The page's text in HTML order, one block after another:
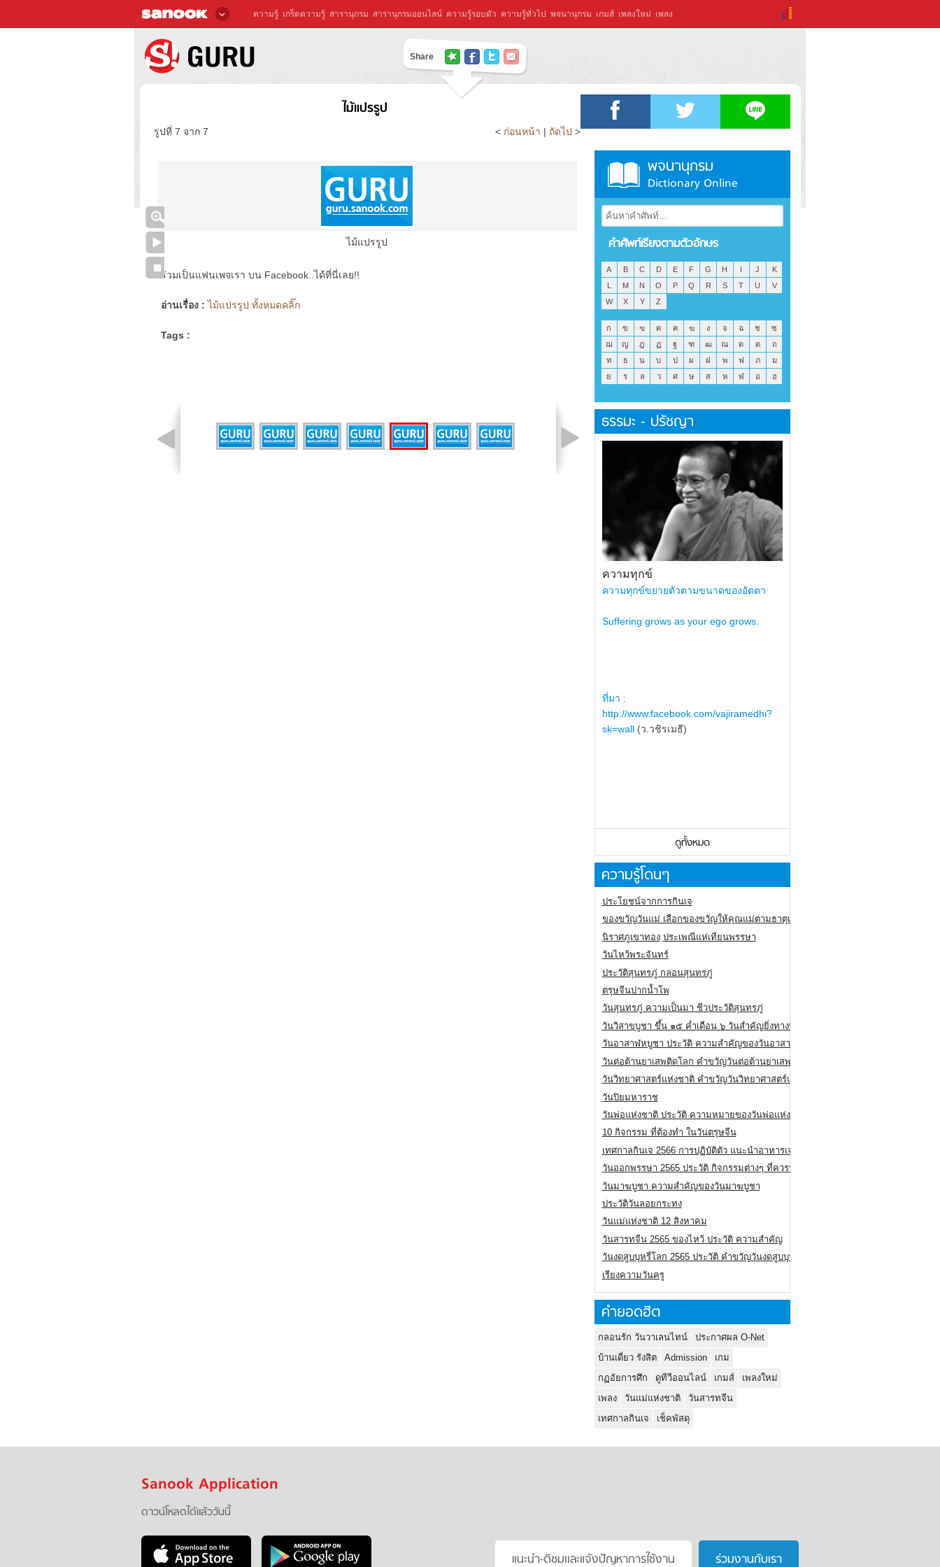
ความรู้ เกร็ดความรู้ สารานุกรม สารานุกรมออนไลน์ ความรู้รอบตัว ความรู้ทั่วไป พจนานุกรม เกมส์ เพลงใหม่ เพลง
Share
ไม้แปรรูป
รูปที่ 7 จาก 7 < ก่อนหน้า | ถัดไป >
ไม้แปรรูป
ร่วมเป็นแฟนเพจเรา บน Facebook..ได้ที่นี่เลย!!
อ่านเรื่อง : ไม้แปรรูป ทั้งหมดคลิ๊ก
Tags :
พจนานุกรม
Dictionary Online
คำศัพท์เรียงตามตัวอักษร
A B C D E F G H I J
K
L
M N O P Q R S T U
V
W
X Y Z
ก ข ฃ ค ฅ ฆ ง จ ฉ ช
ซ
ฌ
ญ ฎ ฏ ฐ ฑ ฒ ณ ด ต
ถ
ท
ธ น บ ป ผ ฝ พ ฟ ภ
ม
ย
ร ล ว ศ ษ ส ห ฬ อ ฮ
ธรรมะ - ปรัชญา
ความทุกข์
ความทุกข์ขยายตัวตามขนาดของอัตตา
Suffering grows as your ego grows.
ที่มา :
http://www.facebook.com/vajiramedhi?
sk=wall (ว.วชิรเมธี)
ดูทั้งหมด
ความรู้โดนๆ
ประโยชน์จากการกินเจ
ของขวัญวันแม่ เลือกของขวัญให้คุณแม่ตามธาตุเกิด
นิราศภูเขาทอง ประเพณีแห่เทียนพรรษา
วันไหว้พระจันทร์
ประวัติสุนทรภู่ กลอนสุนทรภู่
ตรุษจีนปากน้ำโพ
วันสุนทรภู่ ความเป็นมา ชีวประวัติสุนทรภู่
วันวิสาขบูชา ขึ้น ๑๕ ค่ำเดือน ๖ วันสำคัญยิ่งทางพระพุทธศาสนา
วันอาสาฬหบูชา ประวัติ ความสําคัญของวันอาสาฬหบูชา
วันต่อต้านยาเสพติดโลก คำขวัญวันต่อต้านยาเสพติดสากล
วันวิทยาศาสตร์แห่งชาติ คำขวัญวันวิทยาศาสตร์แห่งชาติ
วันปิยมหาราช
วันพ่อแห่งชาติ ประวัติ ความหมายของวันพ่อแห่งชาติ
10 กิจกรรม ที่ต้องทำ ในวันตรุษจีน
เทศกาลกินเจ 2566 การปฏิบัติตัว แนะนำอาหารเจ
วันออกพรรษา 2565 ประวัติ กิจกรรมต่างๆ ที่ควรปฏิบัติ
วันมาฆบูชา ความสำคัญของวันมาฆบูชา
ประวัติวันลอยกระทง
วันแม่แห่งชาติ 12 สิงหาคม
วันสารทจีน 2565 ของไหว้ ประวัติ ความสำคัญ
วันงดสูบบุหรี่โลก 2565 ประวัติ คำขวัญวันงดสูบบุหรี่โลก
เรียงความวันครู
คำยอดฮิต
กลอนรัก วันวาเลนไทน์
ประกาศผล O-Net
บ้านเดี่ยว รังสิต
Admission
เกม
กฏอัยการศึก
ดูทีวีออนไลน์ เกมส์
เพลงใหม่
เพลง
วันแม่แห่งชาติ
วันสารทจีน
เทศกาลกินเจ
เช็คพัสดุ
Sanook Application
ดาวน์โหลดได้แล้ววันนี้
แนะนำ-ติชมเเละแจ้งปัญหาการใช้งาน ร่วมงานกับเรา